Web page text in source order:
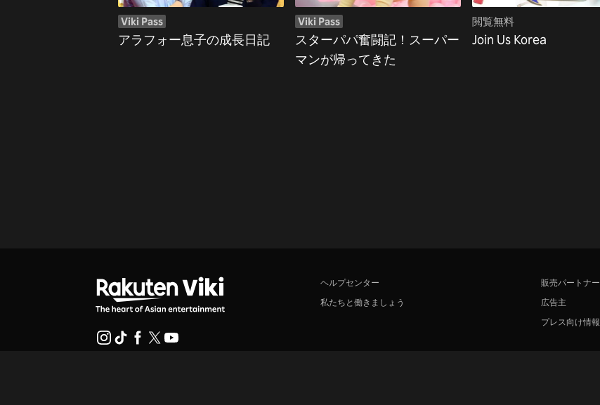
Viki Pass
アラフォー息子の成長日記
Viki Pass
スターパパ奮闘記！スーパー
マンが帰ってきた
閲覧無料
Join Us Korea
ヘルプセンター
私たちと働きましょう
販売パートナー
広告主
プレス向け情報